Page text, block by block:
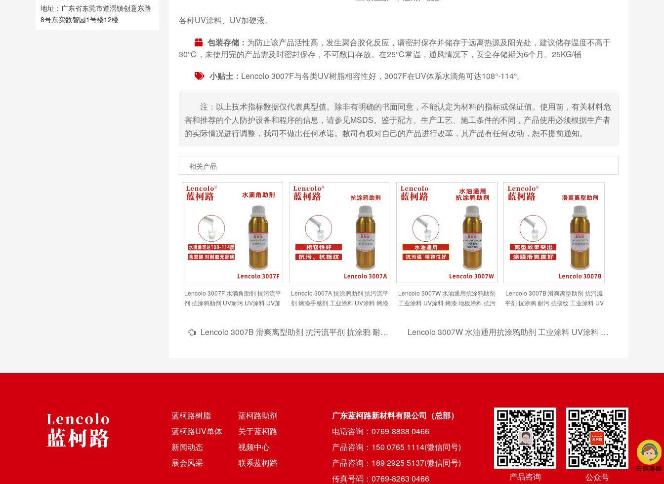
地址：广东省东莞市道滘镇创意东路
8号东实数智园1号楼12楼
各种UV涂料、UV加硬液。
包装存储： 为防止该产品活性高，发生聚合胶化反应，请密封保存并储存于远离热源及阳光处，建议储存温度不高于
30℃，未使用完的产品需及时密封保存，不可敞口存放。在25℃常温，通风情况下，安全存储期为6个月。25KG/桶
小贴士： Lencolo 3007F与各类UV树脂相容性好，3007F在UV体系水滴角可达108°-114°。
注：以上技术指标数据仅代表典型值。除非有明确的书面同意，不能认定为材料的指标或保证值。使用前，有关材料危
害和推荐的个人防护设备和程序的信息，请参见MSDS。鉴于配方、生产工艺、施工条件的不同，产品使用必须根据生产者
的实际情况进行调整，我司不做出任何承诺。敝司有权对自己的产品进行改革，其产品有任何改动，恕不提前通知。
相关产品
Lencolo 3007F 水滴角助剂 抗污流平
剂 抗涂鸦助剂 UV耐污 UV涂料 UV加
Lencolo 3007A 抗涂鸦助剂 抗污流平
剂 烤漆手感剂 工业涂料 UV涂料 烤漆
Lencolo 3007W 水油通用抗涂鸦助剂
工业涂料 UV涂料 烤漆 地板涂料 抗污
Lencolo 3007B 滑爽离型助剂 抗污流
平剂 抗涂鸦 耐污 抗指纹 工业涂料 UV
Lencolo 3007B 滑爽离型助剂 抗污流平剂 抗涂鸦 耐污 抗指纹 工业涂料 UV涂料 UV离型涂料 手感UV 功能膜材处理 Lencolo 3007W 水油通用抗涂鸦助剂 工业涂料 UV涂料 烤漆 地板涂料 抗污涂料 水性涂料
蓝柯路树脂
蓝柯路助剂
蓝柯路UV单体
关于蓝柯路
新闻动态
视频中心
展会风采
联系蓝柯路
广东蓝柯路新材料有限公司（总部）
电话咨询：0769-8838 0466
产品咨询：150 0765 1114(微信同号)
产品咨询：189 2925 5137(微信同号)
传真号码：0769-8263 0466
产品咨询 公众号